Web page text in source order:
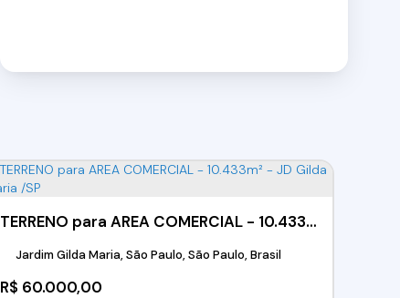
TERRENO para AREA COMERCIAL - 10.433m² - JD Gilda Maria /SP
R$ 60.000,00
Jardim Gilda Maria, São Paulo, São Paulo, Brasil